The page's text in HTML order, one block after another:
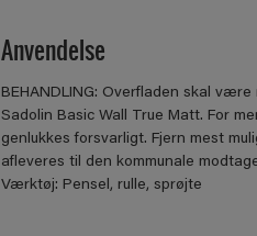
Anvendelse
BEHANDLING: Overfladen skal
Sadolin Basic Wall True Matt. For
genlukkes forsvarligt. Fjern mest
afleveres til den kommunale
Værktøj: Pensel, rulle, sprøjte